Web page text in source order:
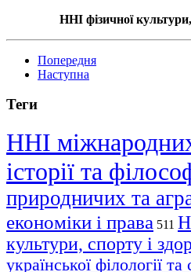
ННІ фізичної
Попередня
Наступна
Теги
ННІ
історії та
природничих та
економіки і права 511
культури, спорту і
української філології